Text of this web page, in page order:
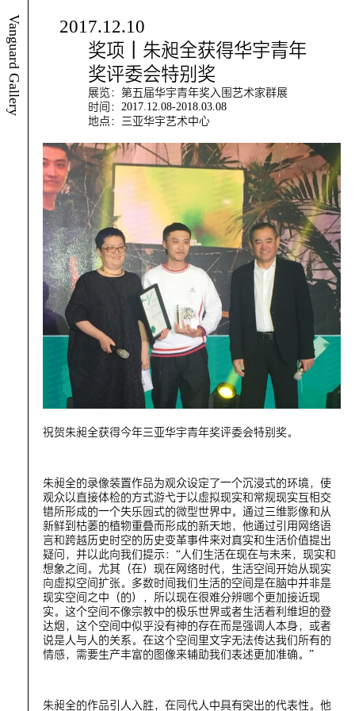
Vanguard Gallery
2017.12.10
奖项｜朱昶全获得华宇青年
奖评委会特别奖
展览：第五届华宇青年奖入围艺术家群展
时间：2017.12.08-2018.03.08
地点：三亚华宇艺术中心
祝贺朱昶全获得今年三亚华宇青年奖评委会特别奖。
朱昶全的录像装置作品为观众设定了一个沉浸式的环境，使
观众以直接体检的方式游弋于以虚拟现实和常规现实互相交
错所形成的一个失乐园式的微型世界中。通过三维影像和从
新鲜到枯萎的植物重叠而形成的新天地，他通过引用网络语
言和跨越历史时空的历史变革事件来对真实和生活价值提出
疑问，并以此向我们提示：“人们生活在现在与未来，现实和
想象之间。尤其（在）现在网络时代，生活空间开始从现实
向虚拟空间扩张。多数时间我们生活的空间是在脑中并非是
现实空间之中（的），所以现在很难分辨哪个更加接近现
实。这个空间不像宗教中的极乐世界或者生活着利维坦的登
达烟，这个空间中似乎没有神的存在而是强调人本身，或者
说是人与人的关系。在这个空间里文字无法传达我们所有的
情感，需要生产丰富的图像来辅助我们表述更加准确。”
朱昶全的作品引人入胜，在同代人中具有突出的代表性。他